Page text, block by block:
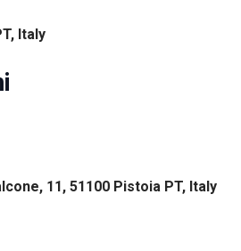
Italy
11, 51100 Pistoia PT, Italy